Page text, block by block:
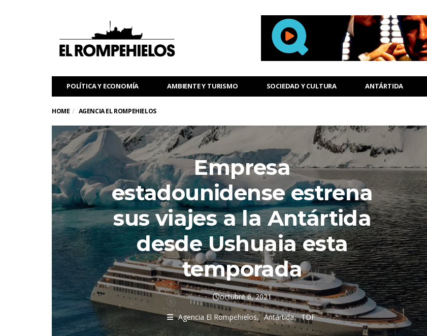
POLÍTICA Y ECONOMÍA AMBIENTE Y TURISMO SOCIEDAD Y CULTURA ANTÁRTIDA
HOME AGENCIA EL ROMPEHIELOS
Empresa
estadounidense estrena
sus viajes a la Antártida
desde Ushuaia esta
temporada
octubre 6, 2021
Agencia El Rompehielos Antártida TDF